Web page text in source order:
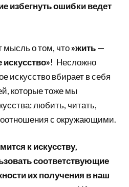
избегнуть ошибки ведет
мысль о том, что»жить —
! Несложно
искусство вбирает в себя
которые тоже мы
любить, читать,
с окружающими.
к искусству,
соответствующие
их получения в наш